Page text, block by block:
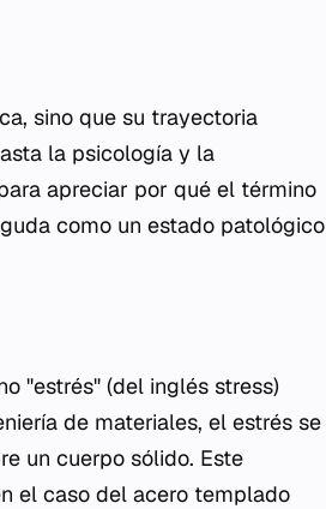
sino que su trayectoria
la psicología y la
apreciar por qué el término
como un estado patológico
"estrés" (del inglés stress)
de materiales, el estrés se
un cuerpo sólido. Este
el caso del acero templado